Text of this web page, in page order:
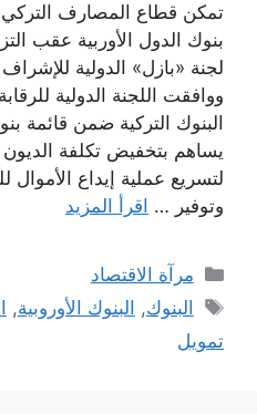
تمكن قطاع المصارف
بنوك الدول الأوربية عقب
لجنة «بازل» الدولية
ووافقت اللجنة الدولية
البنوك التركية ضمن قائمة
يساهم بتخفيض تكلفة الديون
لتسريع عملية إيداع الأموال
وتوفير … اقرأ المزيد
التصنيفات
مرآة الاقتصاد
الوسوم
البنوك, البنوك الأوروبية,
تمويل